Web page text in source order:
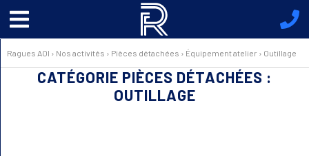
Menu
principal
Ragues AOI › Nos activités › Pièces détachées › Équipement atelier › Outillage
CATÉGORIE PIÈCES DÉTACHÉES :
OUTILLAGE